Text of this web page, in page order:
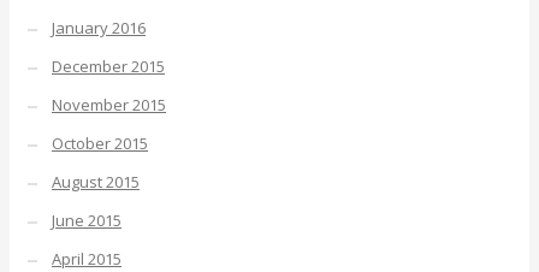
January 2016
December 2015
November 2015
October 2015
August 2015
June 2015
April 2015